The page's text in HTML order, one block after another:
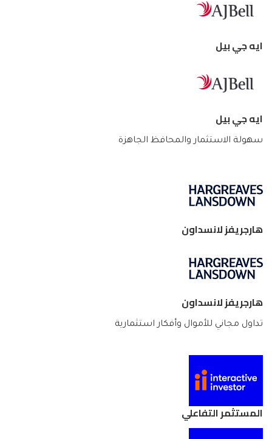
ايه جي بيل
ايه جي بيل
سهولة الاستثمار والمحافظ الجاهزة
هارجريفز لانسداون
هارجريفز لانسداون
تداول مجاني للأموال وأفكار استثمارية
المستثمر التفاعلي